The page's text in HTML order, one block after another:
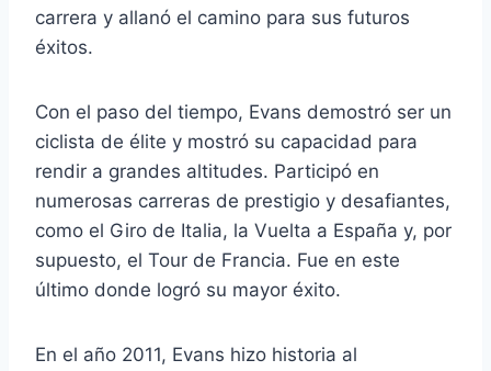
carrera y allanó el camino para sus futuros
éxitos.
Con el paso del tiempo, Evans demostró ser un
ciclista de élite y mostró su capacidad para
rendir a grandes altitudes. Participó en
numerosas carreras de prestigio y desafiantes,
como el Giro de Italia, la Vuelta a España y, por
supuesto, el Tour de Francia. Fue en este
último donde logró su mayor éxito.
En el año 2011, Evans hizo historia al